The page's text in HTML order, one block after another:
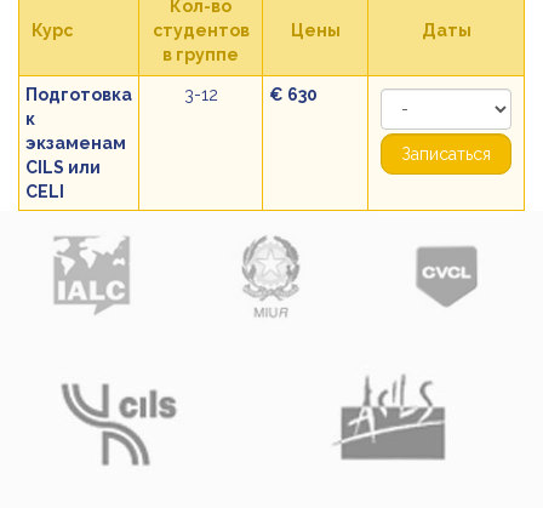
Курс
Кол-во
студентов
в группе
Цены Даты
Подготовка
к
экзаменам
CILS или
CELI
3-12 € 630
Записаться